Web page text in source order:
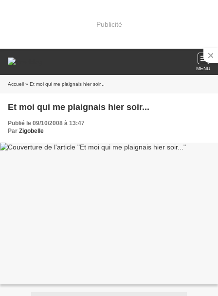
Publicité
MENU
Accueil » Et moi qui me plaignais hier soir...
Et moi qui me plaignais hier soir...
Publié le 09/10/2008 à 13:47
Par Zigobelle